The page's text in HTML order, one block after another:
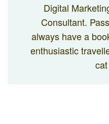
Digital
Consultant.
always have a
enthusiastic